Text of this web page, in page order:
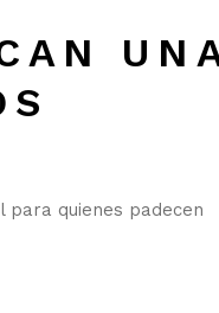
quienes padecen